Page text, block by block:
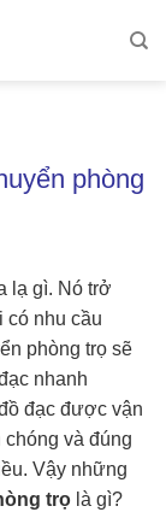
phòng
lạ gì. Nó trở
có nhu cầu
phòng trọ sẽ
nhanh
đạc được vận
và đúng
Vậy những
trọ là gì?